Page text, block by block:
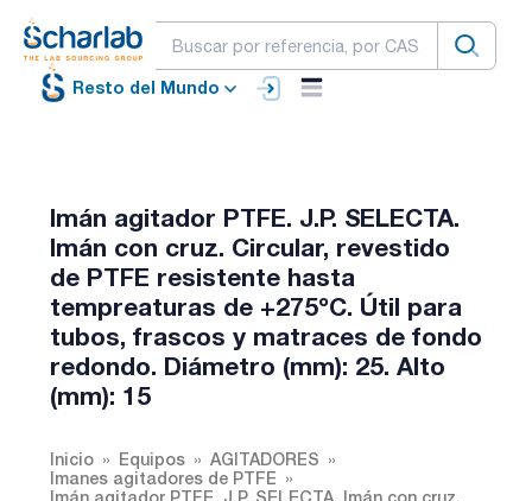
Resto del Mundo
Imán agitador PTFE. J.P. SELECTA.
Imán con cruz. Circular, revestido
de PTFE resistente hasta
tempreaturas de +275ºC. Útil para
tubos, frascos y matraces de fondo
redondo. Diámetro (mm): 25. Alto
(mm): 15
Inicio Equipos
AGITADORES
Imanes agitadores de PTFE
Imán agitador PTFE. J.P. SELECTA. Imán con cruz.